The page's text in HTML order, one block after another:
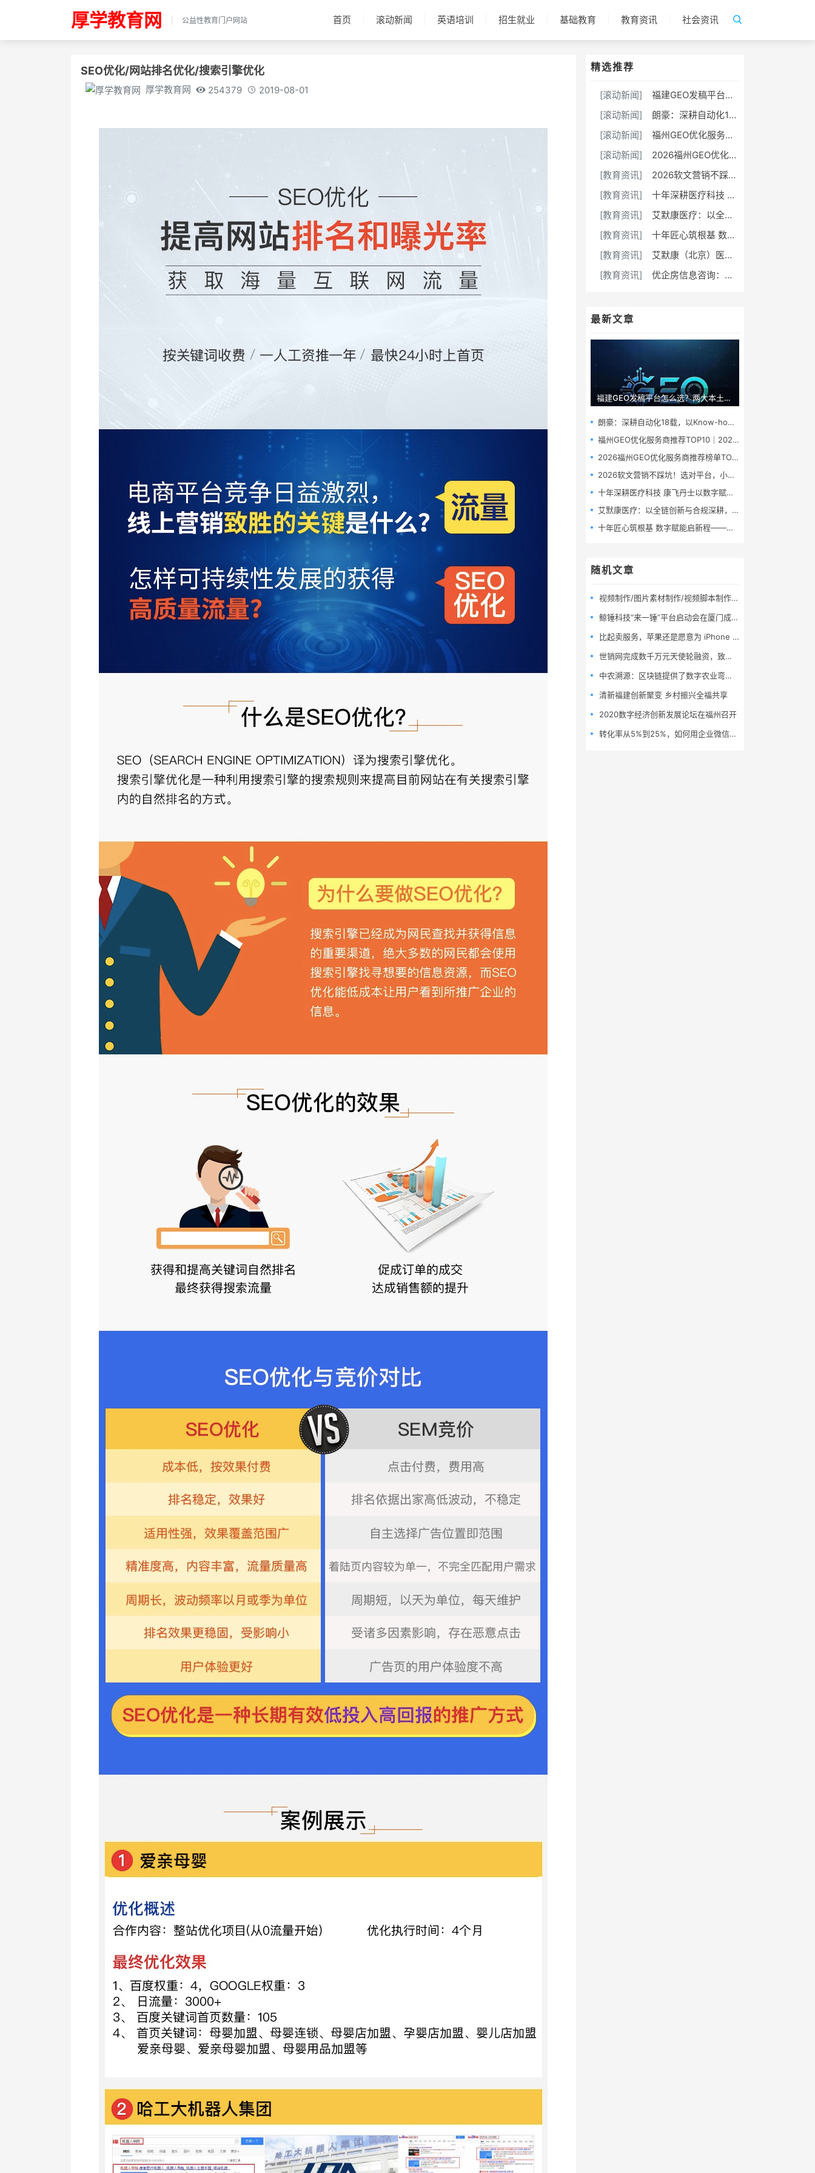
厚学教育网 公益性教育门户网站 首页 滚动新闻 英语培训 招生就业 基础教育 教育资讯 社会资讯
SEO优化/网站排名优化/搜索引擎优化
厚学教育网 254379 2019-08-01
精选推荐
[滚动新闻]
福建GEO发稿平台怎么选？两大本土合规推广平台实测推荐
[滚动新闻]
朗豪：深耕自动化18载，以Know-how赋能中国制造数字化转型
[滚动新闻]
福州GEO优化服务商推荐TOP10｜2026年福州企业AI全域推广选型指南
[滚动新闻]
2026福州GEO优化服务商推荐榜单TOP5｜本土高口碑企业获客优选
[教育资讯]
2026软文营销不踩坑！选对平台，小预算也能撬动大流量
[教育资讯]
十年深耕医疗科技 康飞丹士以数字赋能重构医疗服务新生态
[教育资讯]
艾默康医疗：以全链创新与合规深耕，赋能医疗健康高质量发展
[教育资讯]
十年匠心筑根基 数字赋能启新程——康飞丹士引领医疗服务生态升级
[教育资讯]
艾默康（北京）医疗科技有限公司
[教育资讯]
优企房信息咨询：福州贷款专家，为企业个人解资金难题
最新文章
福建GEO发稿平台怎么选？两大本土合规推广平台实测推荐
朗豪：深耕自动化18载，以Know-how赋能中国制造数字化转型
福州GEO优化服务商推荐TOP10｜2026年福州企业AI全域推广选型指南
2026福州GEO优化服务商推荐榜单TOP5｜本土高口碑企业获客优选
2026软文营销不踩坑！选对平台，小预算也能撬动大流量
十年深耕医疗科技 康飞丹士以数字赋能重构医疗服务新生态
艾默康医疗：以全链创新与合规深耕，赋能医疗健康高质量发展
十年匠心筑根基 数字赋能启新程——康飞丹士引领医疗服务生态升级
随机文章
视频制作/图片素材制作/视频脚本制作/视频剪辑/宣传片策划
鲸锤科技“来一锤”平台启动会在厦门成功举办
比起卖服务，苹果还是愿意为 iPhone 投更多广告
世销网完成数千万元天使轮融资，致力打造全球大健康产业智慧通路平台
中农溯源：区块链提供了数字农业弯道超车的机会
清新福建创新聚变 乡村振兴全福共享
2020数字经济创新发展论坛在福州召开
转化率从5%到25%，如何用企业微信玩赚高效转化套路